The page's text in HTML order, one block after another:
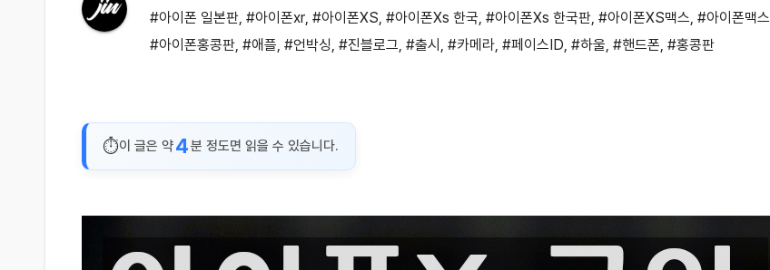
#아이폰 일본판, #아이폰xr, #아이폰XS, #아이폰Xs 한국, #아이폰Xs 한국판, #아이폰XS맥스, #아이폰맥스
#아이폰홍콩판, #애플, #언박싱, #진블로그, #출시 , #카메라, #페이스ID, #하울, #핸드폰, #홍콩판
이 글은 약4분 정도면 읽을 수 있습니다.